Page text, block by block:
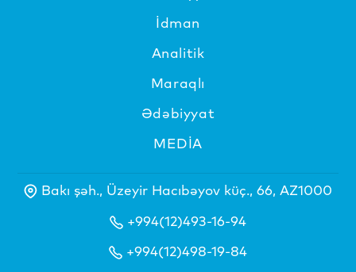
İdman
Analitik
Maraqlı
Ədəbiyyat
MEDİA
Bakı şəh., Üzeyir Hacıbəyov küç., 66, AZ1000
+994(12)493-16-94
+994(12)498-19-84